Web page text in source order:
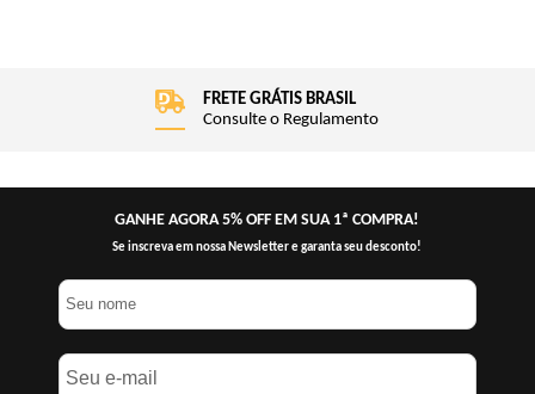
FRETE GRÁTIS BRASIL
Consulte o Regulamento
GANHE AGORA 5% OFF EM SUA 1ª COMPRA!
Se inscreva em nossa Newsletter e garanta seu desconto!